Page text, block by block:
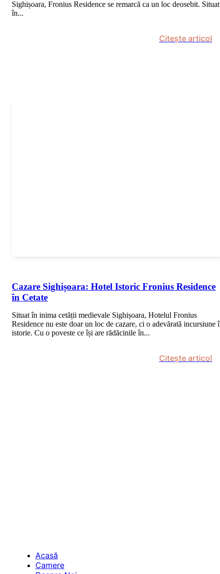
Sighișoara, Fronius Residence se remarcă ca un loc deosebit. Situat
în...
Citește articol
Cazare Sighișoara: Hotel Istoric Fronius Residence
în Cetate
Situat în inima cetății medievale Sighișoara, Hotelul Fronius
Residence nu este doar un loc de cazare, ci o adevărată incursiune
istorie. Cu o poveste ce își are rădăcinile în...
Citește articol
Acasă
Camere